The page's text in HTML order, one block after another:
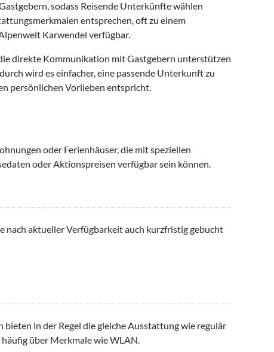
sodass Reisende Unterkünfte wählen
entsprechen, oft zu einem
Karwendel verfügbar.
direkte Kommunikation mit Gastgebern unterstützen
wird es einfacher, eine passende Unterkunft zu
persönlichen Vorlieben entspricht.
oder Ferienhäuser, die mit speziellen
oder Aktionspreisen verfügbar sein können.
nach aktueller Verfügbarkeit auch kurzfristig gebucht
in der Regel die gleiche Ausstattung wie regulär
über Merkmale wie WLAN.